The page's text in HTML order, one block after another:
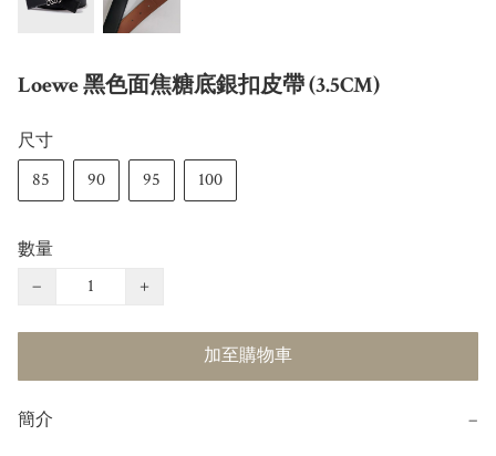
Loewe 黑色面焦糖底銀扣皮帶 (3.5CM)
尺寸
85
90 95 100
數量
−
+
加至購物車
簡介 −